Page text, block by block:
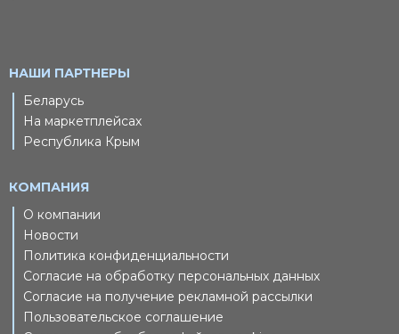
НАШИ ПАРТНЕРЫ
Беларусь
На маркетплейсах
Республика Крым
КОМПАНИЯ
О компании
Новости
Политика конфиденциальности
Согласие на обработку персональных данных
Согласие на получение рекламной рассылки
Пользовательское соглашение